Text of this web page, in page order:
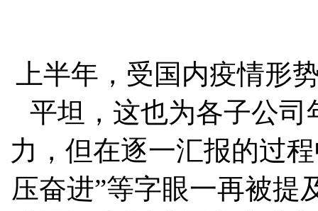
上半年，受国内疫情形
平坦，这也为各子公
力，但在逐一汇报的过
压奋进”等字眼一再被提